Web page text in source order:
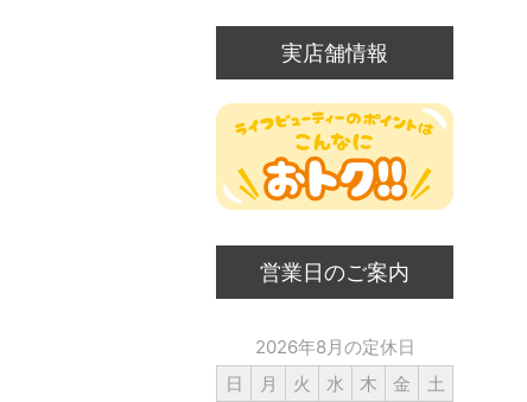
実店舗情報
営業日のご案内
2026年8月の定休日
日
月 火 水 木 金
土